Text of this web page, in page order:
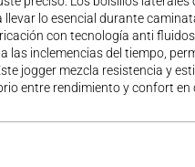
lo esencial durante
con tecnología anti fluidos
las inclemencias del tiempo,
jogger mezcla resistencia y
entre rendimiento y confort en